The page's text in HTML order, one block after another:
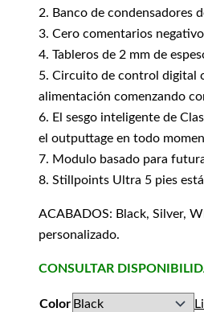
2. Banco de condensadores
3. Cero comentarios
4. Tableros de 2 mm de
5. Circuito de control digital
alimentación comenzando
6. El sesgo inteligente de
el outputtage en todo
7. Modulo basado para
8. Stillpoints Ultra 5 pies
ACABADOS: Black, Silver,
personalizado.
CONSULTAR
Color